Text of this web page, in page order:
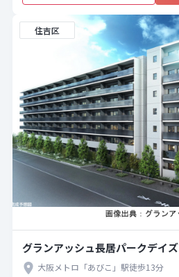
住吉区
グランアッシュ長居パークデイズ
大阪メトロ「あびこ」駅徒歩13分